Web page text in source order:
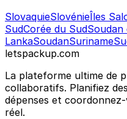
SlovaquieSlovénieÎles
SudCorée du SudSoudan
LankaSoudanSuriname
letspackup.com
La plateforme ultime de
collaboratifs. Planifiez
dépenses et
réel.